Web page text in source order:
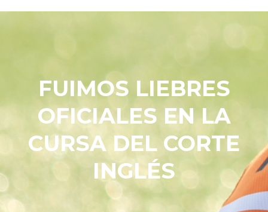
FUIMOS LIEBRES
OFICIALES EN LA
CURSA DEL CORTE
INGLÉS